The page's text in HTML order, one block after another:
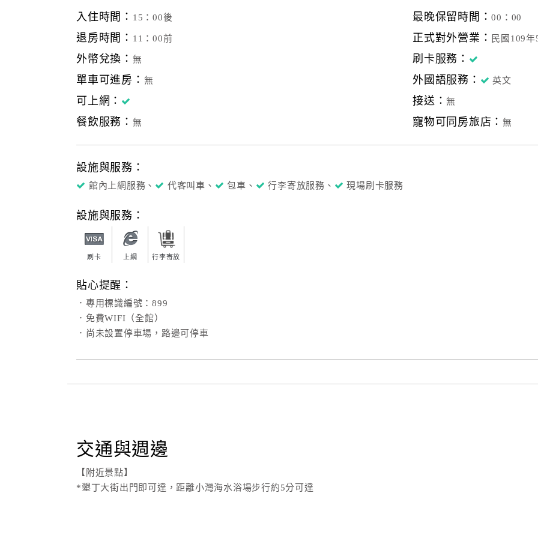
入住時間： 15：00後 最晚保留時間：00：00
退房時間： 11：00前 正式對外營業： 民國109
外幣兌換： 無
刷卡服務：
單車可進房： 無 外國語服務： 英文
可上網： 接送：無
餐飲服務： 無 寵物可同房旅店： 無
設施與服務：
館內上網服務、 代客叫車、 包車、 行李寄放服務、 現場刷卡服務
設施與服務：
刷卡 上網 行李寄放
貼心提醒：
．專用標識編號：899
．免費WIFI（全館）
．尚未設置停車場，路邊可停車
交通與週邊
【附近景點】
*墾丁大街出門即可達，距離小灣海水浴場步行約5分可達